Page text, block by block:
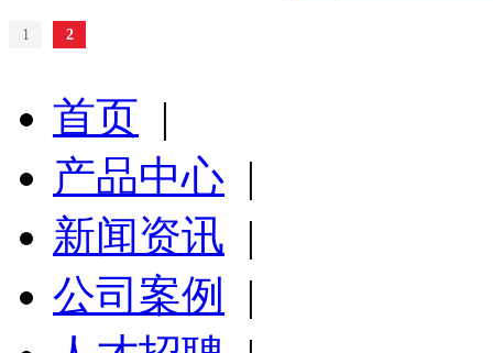
1 2
首页 |
产品中心 |
新闻资讯 |
公司案例
|